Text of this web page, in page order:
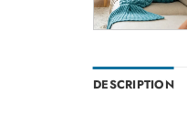
DESCRIPTION